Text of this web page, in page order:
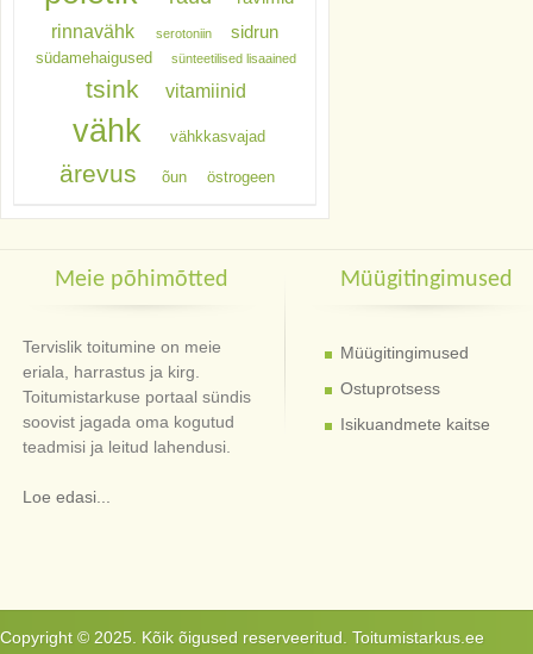
rinnavähk serotoniin sidrun
südamehaigused sünteetilised lisaained
tsink vitamiinid
vähk vähkkasvajad
ärevus õun östrogeen
Meie põhimõtted
Tervislik toitumine on meie
eriala, harrastus ja kirg.
Toitumistarkuse portaal sündis
soovist jagada oma kogutud
teadmisi ja leitud lahendusi.
Loe edasi...
Müügitingimused
Müügitingimused
Ostuprotsess
Isikuandmete kaitse
Copyright © 2025. Kõik õigused reserveeritud. Toitumistarkus.ee